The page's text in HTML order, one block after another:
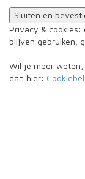
Privacy & cookies:
blijven gebruiken,
Wil je meer
dan hier: